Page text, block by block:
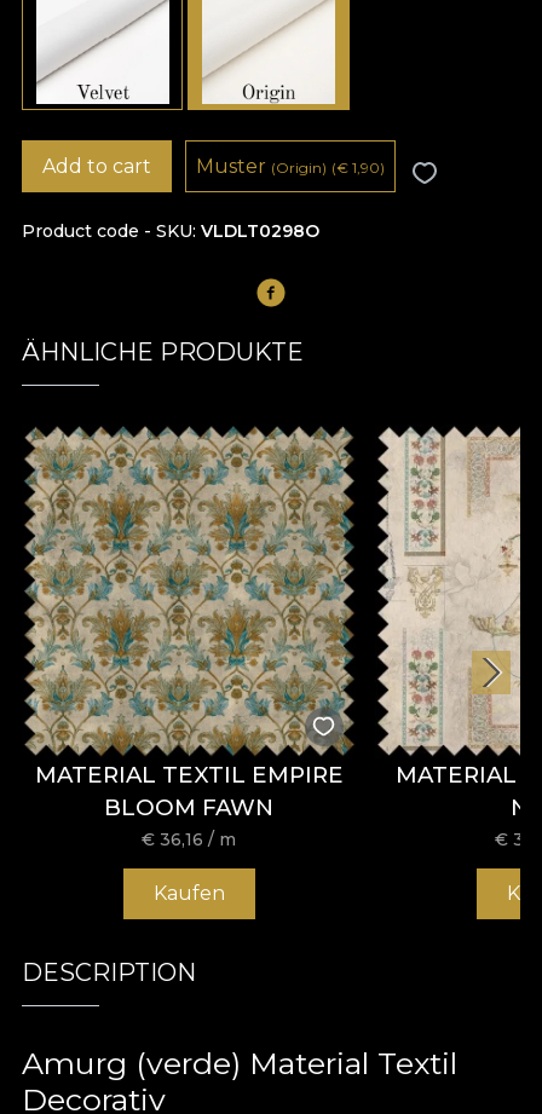
Product code - SKU VLDLT0298O
Add to cart Muster (Origin) (€ 1,90)
ÄHNLICHE PRODUKTE
MATERIAL TEXTIL EMPIRE
BLOOM FAWN
€36,16 / m
Kaufen
MATERIAL
€
DESCRIPTION
Amurg (verde) Material Textil
Decorativ